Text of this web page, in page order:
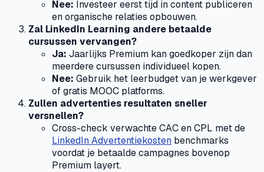
Nee: Investeer eerst tijd in content publiceren
en organische relaties opbouwen.
Zal LinkedIn Learning andere betaalde
cursussen vervangen?
Ja: Jaarlijks Premium kan goedkoper zijn dan
meerdere cursussen individueel kopen.
Nee: Gebruik het leerbudget van je werkgever
of gratis MOOC platforms.
Zullen advertenties resultaten sneller
versnellen?
Cross-check verwachte CAC en CPL met de
LinkedIn Advertentiekosten benchmarks
voordat je betaalde campagnes bovenop
Premium layert.